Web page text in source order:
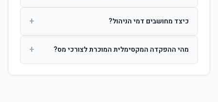
החברות. הוותק ממשיך להיספר מיום ההפקדה הראשונה.
כיצד מחושבים דמי הניהול? +
ומתן על שיעורם בעת הצטרפות.
מהי ההפקדה המקסימלית המוכרת לצורכי מס? +